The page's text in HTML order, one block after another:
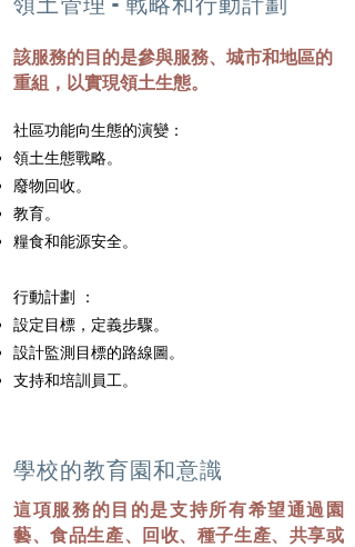
該服務的目的是參與服務、城市和地區的
重組，以實現領土生態。
社區功能向生態的演變：
領土生態戰略。
廢物回收。
教育。
糧食和能源安全。
行動計劃 ：
設定目標，定義步驟。
設計監測目標的路線圖。
支持和培訓員工。
學校的教育園和意識
這項服務的目的是支持所有希望通過園
藝、食品生產、回收、種子生產、共享或